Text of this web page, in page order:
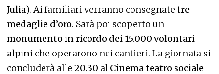
Julia). Ai familiari verranno consegnate tre
medaglie d’oro. Sarà poi scoperto un
monumento in ricordo dei 15.000 volontari
alpini che operarono nei cantieri. La giornata si
concluderà alle 20.30 al Cinema teatro sociale